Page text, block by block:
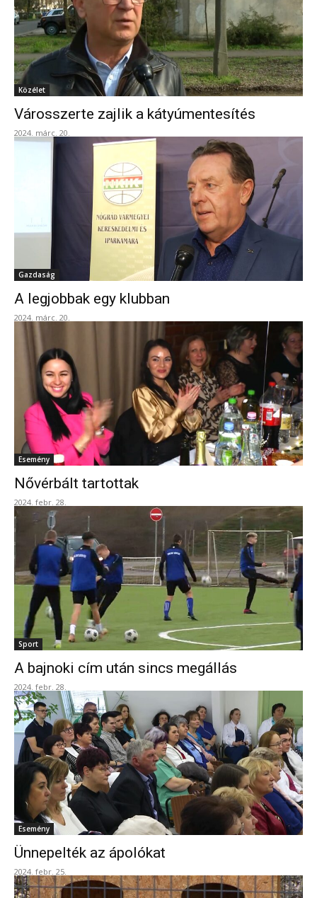
Közélet
Városszerte zajlik a kátyúmentesítés
2024. márc. 20.
Gazdaság
A legjobbak egy klubban
2024. márc. 20.
Esemény
Nővérbált tartottak
2024. febr. 28.
Sport
A bajnoki cím után sincs megállás
2024. febr. 28.
Esemény
Ünnepelték az ápolókat
2024. febr. 25.